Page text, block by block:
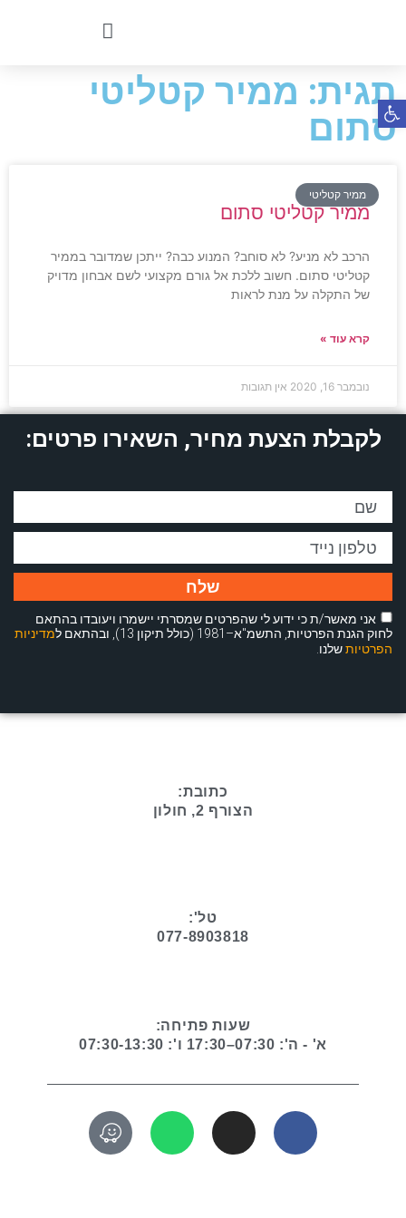
תגית: ממיר קטליטי
סתום
ממיר קטליטי
ממיר קטליטי סתום
הרכב לא מניע? לא סוחב? המנוע כבה? ייתכן שמדובר בממיר
קטליטי סתום. חשוב ללכת אל גורם מקצועי לשם אבחון מדויק
של התקלה על מנת לראות
קרא עוד »
נובמבר 16, 2020 אין תגובות
לקבלת הצעת מחיר, השאירו פרטים:
אני מאשר/ת כי ידוע לי שהפרטים שמסרתי יישמרו ויעובדו בהתאם
לחוק הגנת הפרטיות, התשמ"א–1981 (כולל תיקון 13), ובהתאם ל
מדיניות
הפרטיותשלנו.
שלח
כתובת:
הצורף 2, חולון
טל':
077-8903818
שעות פתיחה:
א' - ה': 07:30–17:30 ו': 07:30-13:30
פתח סרגל נגישות